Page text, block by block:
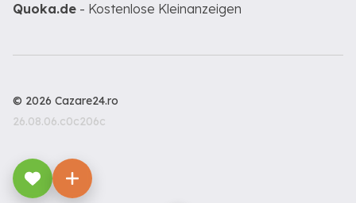
Quoka.de - Kostenlose Kleinanzeigen
© 2026 Cazare24.ro
26.08.06.c0c206c